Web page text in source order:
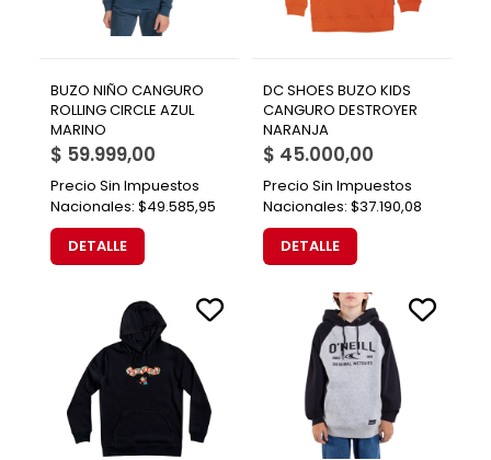
BUZO NIÑO CANGURO
ROLLING CIRCLE AZUL
MARINO
$ 59.999,00
Precio Sin Impuestos
Nacionales: $49.585,95
DETALLE
DC SHOES BUZO KIDS
CANGURO DESTROYER
NARANJA
$ 45.000,00
Precio Sin Impuestos
Nacionales: $37.190,08
DETALLE